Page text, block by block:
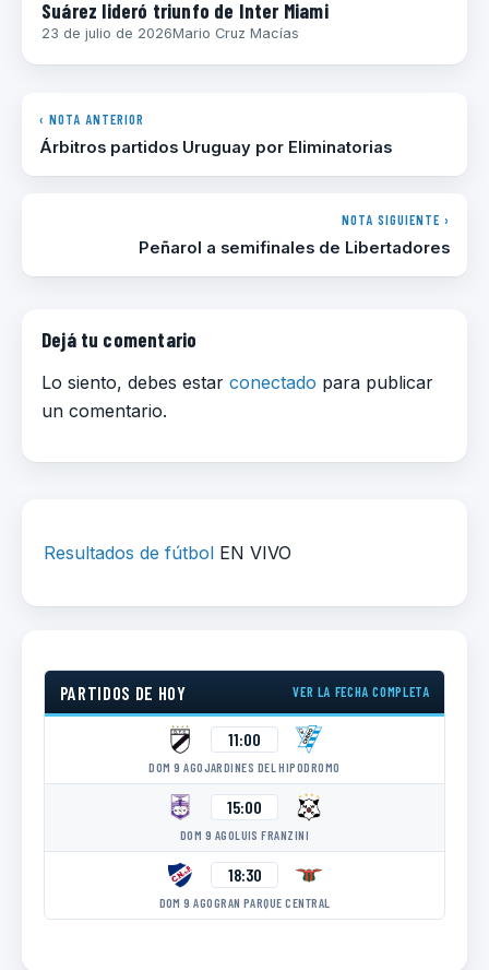
Suárez lideró triunfo de Inter Miami
23 de julio de 2026Mario Cruz Macías
‹ NOTA ANTERIOR
Árbitros partidos Uruguay por Eliminatorias
NOTA SIGUIENTE ›
Peñarol a semifinales de Libertadores
Dejá tu comentario
Lo siento, debes estar conectado para publicar
un comentario.
Resultados de fútbol EN VIVO
PARTIDOS DE HOY VER LA FECHA COMPLETA
11:00
DOM 9 AGOJARDINES DEL HIPODROMO
15:00
DOM 9 AGOLUIS FRANZINI
18:30
DOM 9 AGOGRAN PARQUE CENTRAL